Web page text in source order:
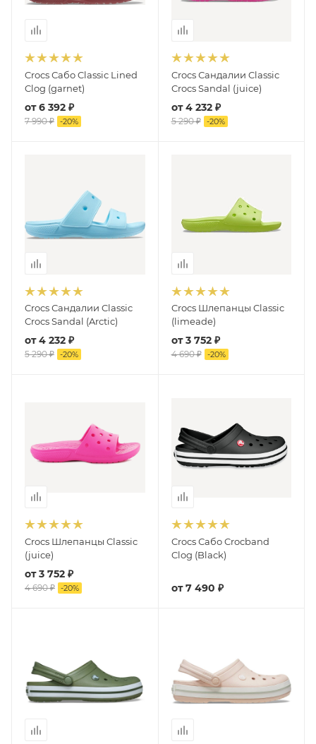
Crocs Сабо Classic Lined
Clog (garnet)
от6 392 ₽
7 990 ₽ -20%
Crocs Сандалии Classic
Crocs Sandal (juice)
от4 232 ₽
5 290 ₽ -20%
Crocs Сандалии Classic
Crocs Sandal (Arctic)
от4 232 ₽
5 290 ₽ -20%
Crocs Шлепанцы Classic
(limeade)
от3 752 ₽
4 690 ₽ -20%
Crocs Шлепанцы Classic
(juice)
от3 752 ₽
4 690 ₽ -20%
Crocs Сабо Crocband
Clog (Black)
от7 490 ₽